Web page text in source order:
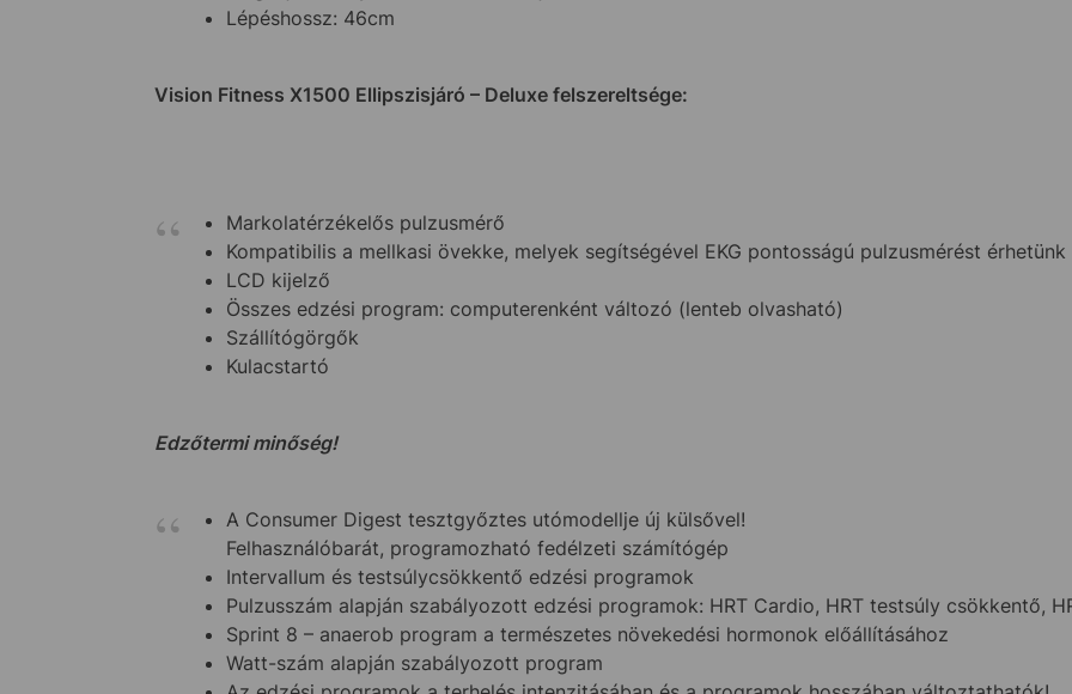
Lépéshossz: 46cm
Vision Fitness X1500 Ellipszisjáró – Deluxe felszereltsége:
Markolatérzékelős pulzusmérő
Kompatibilis a mellkasi övekke, melyek segítségével EKG pontosságú pulzusmérést érhetünk
LCD kijelző
Összes edzési program: computerenként változó (lenteb olvasható)
Szállítógörgők
Kulacstartó
Edzőtermi minőség!
A Consumer Digest tesztgyőztes utómodellje új külsővel!
Felhasználóbarát, programozható fedélzeti számítógép
Intervallum és testsúlycsökkentő edzési programok
Pulzusszám alapján szabályozott edzési programok: HRT Cardio, HRT testsúly csökkentő,
Sprint 8 – anaerob program a természetes növekedési hormonok előállításához
Watt-szám alapján szabályozott program